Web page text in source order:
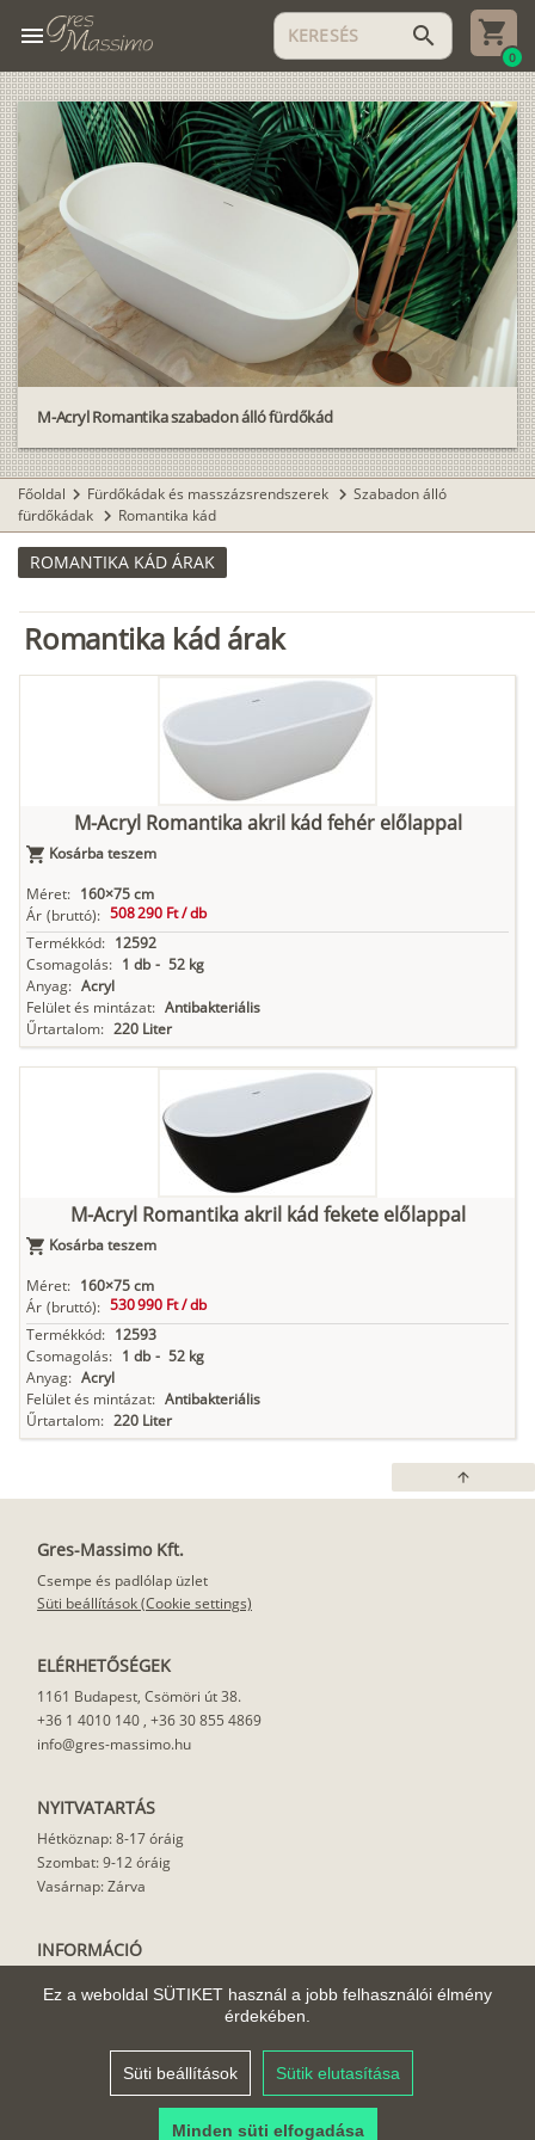
Ez a weboldal SÜTIKET használ a jobb felhasználói élmény
érdekében.
Süti beállítások Sütik elutasítása
Minden süti elfogadása
menu search
0
M-Acryl Romantika szabadon álló fürdőkád
Főoldal chevron_right Fürdőkádak és masszázsrendszerek chevron_right Szabadon álló
fürdőkádak chevron_right Romantika kád
ROMANTIKA KÁD ÁRAK
Romantika kád árak
M-Acryl Romantika akril kád fehér előlappal
Kosárba teszem
Méret: 160×75 cm
Ár (bruttó): 508 290 Ft /db
Termékkód: 12592
Csomagolás: 1 db - 52 kg
Anyag: Acryl
Felület és mintázat: Antibakteriális
Űrtartalom: 220 Liter
M-Acryl Romantika akril kád fekete előlappal
Kosárba teszem
Méret: 160×75 cm
Ár (bruttó): 530 990 Ft /db
Termékkód: 12593
Csomagolás: 1 db - 52 kg
Anyag: Acryl
Felület és mintázat: Antibakteriális
Űrtartalom: 220 Liter
arrow_upward
Gres-Massimo Kft.
Csempe és padlólap üzlet
Süti beállítások (Cookie settings)
ELÉRHETŐSÉGEK
1161 Budapest, Csömöri út 38.
+36 1 4010 140, +36 30 855 4869
info@gres-massimo.hu
NYITVATARTÁS
Hétköznap: 8-17 óráig
Szombat: 9-12 óráig
Vasárnap: Zárva
INFORMÁCIÓ
Felhasználási javaslat